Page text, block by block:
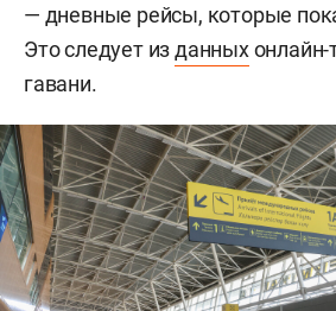
— дневные рейсы, которые
Это следует изданныхонлайн-
гавани.